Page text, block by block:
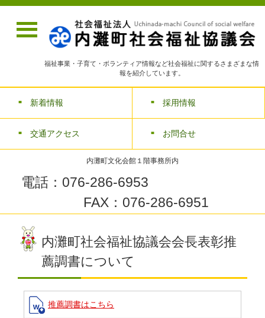
福祉事業・子育て・ボランティア情報など社会福祉に関するさまざまな情
報を紹介しています。
新着情報 採用情報
交通アクセス お問合せ
内灘町文化会館１階事務所内
電話：076-286-6953
FAX：076-286-6951
内灘町社会福祉協議会会長表彰推
薦調書について
推薦調書はこちら